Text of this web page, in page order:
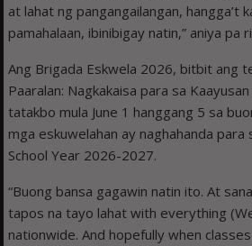
at lahat ng pangangailangan, hangga’t
pamahalaan, ibinibigay natin,” aniya pa
Ang Brigada Eskwela 2026, bitbit ang
Paaralan: Nagkakaisa para sa
tatakbo mula June 1 hanggang 5 sa
mga eskuwelahan ay naghahanda para
School Year 2026-2027.
“Buong bansa gagawin natin ito. At
tapos na tayo lahat with everything
nationwide. And hopefully when